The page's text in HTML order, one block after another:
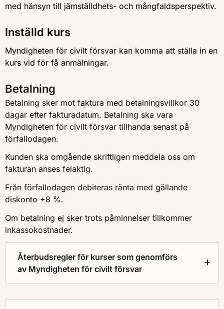
med hänsyn till jämställdhets- och mångfaldsperspektiv.
Inställd kurs
Myndigheten för civilt försvar kan komma att ställa in en
kurs vid för få anmälningar.
Betalning
Betalning sker mot faktura med betalningsvillkor 30
dagar efter fakturadatum. Betalning ska vara
Myndigheten för civilt försvar tillhanda senast på
förfallodagen.
Kunden ska omgående skriftligen meddela oss om
fakturan anses felaktig.
Från förfallodagen debiteras ränta med gällande
diskonto +8 %.
Om betalning ej sker trots påminnelser tillkommer
inkassokostnader.
Återbudsregler för kurser som genomförs
av Myndigheten för civilt försvar